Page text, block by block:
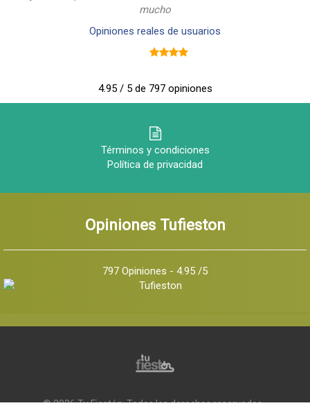
mucho
Opiniones reales de usuarios
4.95 / 5 de 797 opiniones
Términos y condiciones
Política de privacidad
Opiniones Tufieston
797 Opiniones - 4.95 /5
© 2026 Tu Fiestón, Todos los derechos reservados -